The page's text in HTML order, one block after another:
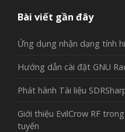
Bài viết gần đây
Ứng dụng nhận dạng tính
Hướng dẫn cài đặt GNU
Phát hành Tài liệu
Giới thiệu EvilCrow RF
tuyến